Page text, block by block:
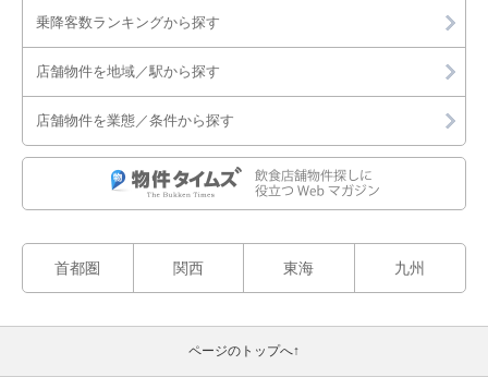
乗降客数ランキングから探す
店舗物件を地域／駅から探す
店舗物件を業態／条件から探す
首都圏 関西 東海 九州
ページのトップへ↑